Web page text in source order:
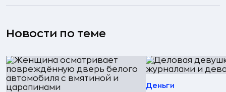
Новости по теме
Деньги